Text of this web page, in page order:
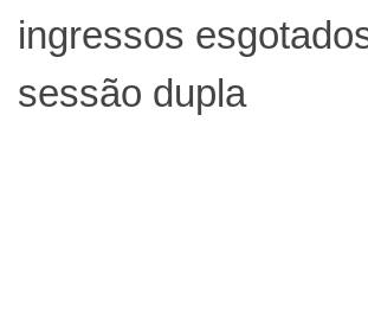
ingressos
sessão dupla